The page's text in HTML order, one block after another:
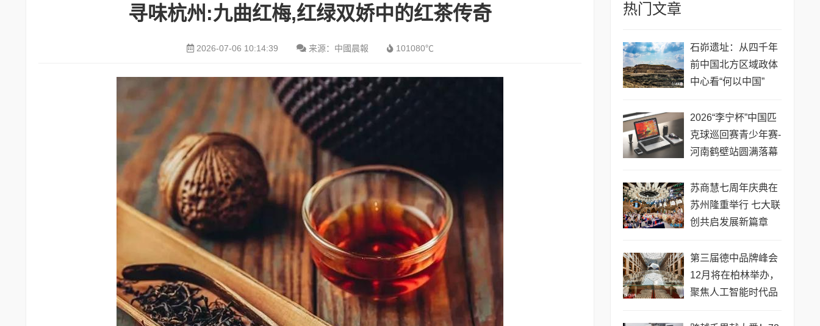
寻味杭州:九曲红梅,红绿双娇中的红茶传奇
2026-07-06 10:14:39 来源：中國晨報 101080℃
热门文章
石峁遗址：从四千年
前中国北方区域政体
中心看“何以中国”
2026“李宁杯”中国匹
克球巡回赛青少年赛-
河南鹤壁站圆满落幕
苏商慧七周年庆典在
苏州隆重举行 七大联
创共启发展新篇章
第三届德中品牌峰会
12月将在柏林举办，
聚焦人工智能时代品